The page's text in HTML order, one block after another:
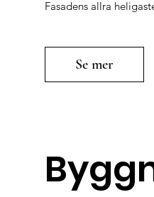
Fasadens allra
Se mer